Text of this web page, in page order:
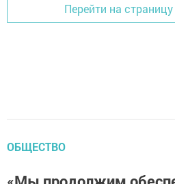
Перейти на
ОБЩЕСТВО